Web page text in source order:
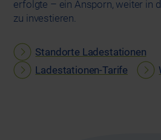
erfolgte – ein Ansporn, weiter in
zu investieren.
Standorte Ladestationen
Ladestationen-Tarife